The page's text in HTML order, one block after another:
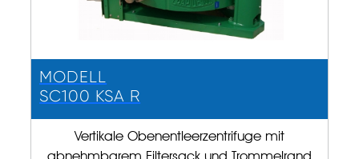
MODELL
SC100 KSA R
Vertikale Obenentleerzentrifuge mit